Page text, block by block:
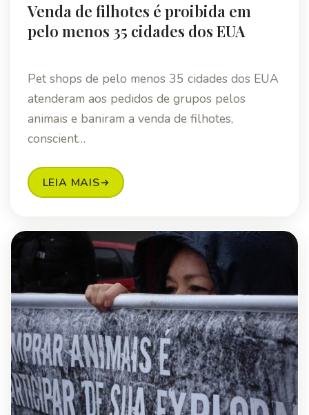
Venda de filhotes é proibida em
pelo menos 35 cidades dos EUA
Pet shops de pelo menos 35 cidades dos EUA
atenderam aos pedidos de grupos pelos
animais e baniram a venda de filhotes,
conscient…
LEIA MAIS